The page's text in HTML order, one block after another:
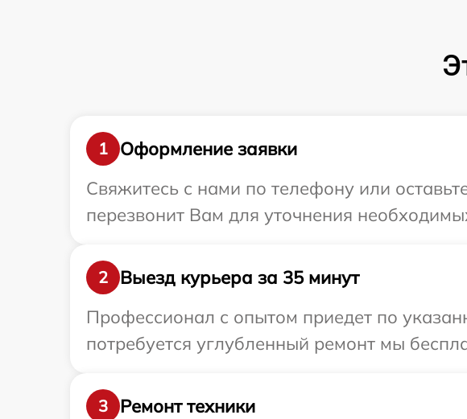
1
Оформление заявки
Свяжитесь с нами по телефону или
перезвонит Вам для уточнения
2
Выезд курьера за 35 минут
Профессионал с опытом приедет по
потребуется углубленный ремонт мы
3
Ремонт техники